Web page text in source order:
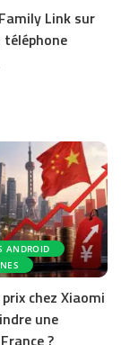
Link sur
téléphone
ANDROID
chez Xiaomi
une
?